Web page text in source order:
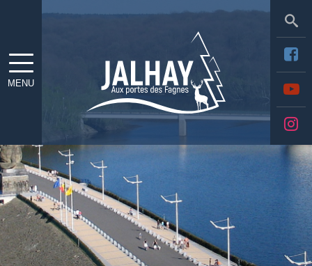
MENU